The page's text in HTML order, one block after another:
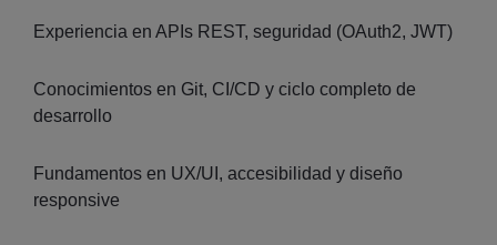
Experiencia en APIs REST, seguridad (OAuth2, JWT)
Conocimientos en Git, CI/CD y ciclo completo de
desarrollo
Fundamentos en UX/UI, accesibilidad y diseño
responsive